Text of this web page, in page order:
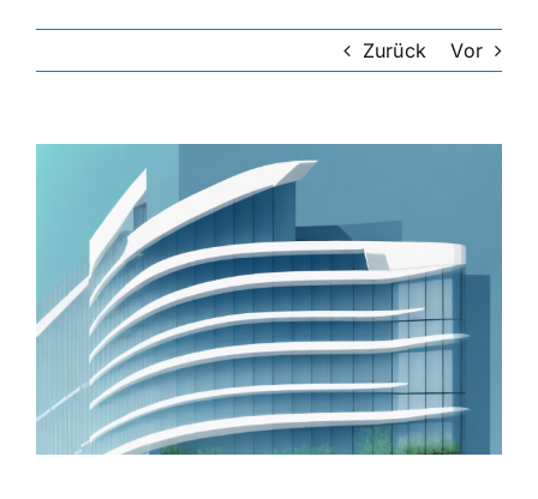
Zurück Vor
grösseres